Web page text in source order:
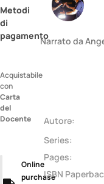
Metodi
di
pagamento
Acquistabile
con
Carta
del
Docente
Online
purchase
Narrato da
Autorə:
Series:
Pages:
ISBN